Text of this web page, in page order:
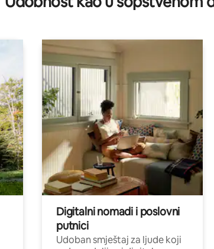
Digitalni nomadi i poslovni
putnici
Udoban smještaj za ljude koji